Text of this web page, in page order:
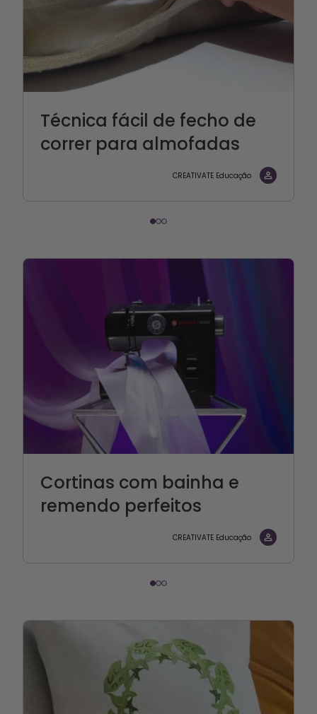
Técnica fácil de fecho de
correr para almofadas
CREATIVATE Educação
Cortinas com bainha e
remendo perfeitos
CREATIVATE Educação